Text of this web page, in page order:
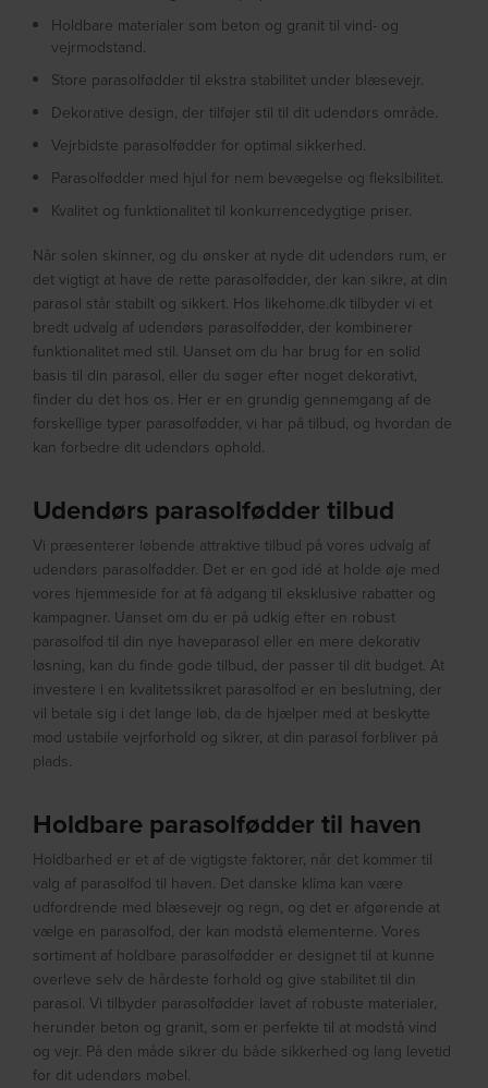
Holdbare materialer som beton og granit til vind- og
vejrmodstand.
Store parasolfødder til ekstra stabilitet under blæsevejr.
Dekorative design, der tilføjer stil til dit udendørs område.
Vejrbidste parasolfødder for optimal sikkerhed.
Parasolfødder med hjul for nem bevægelse og fleksibilitet.
Kvalitet og funktionalitet til konkurrencedygtige priser.
Når solen skinner, og du ønsker at nyde dit udendørs rum, er
det vigtigt at have de rette parasolfødder, der kan sikre, at din
parasol står stabilt og sikkert. Hos likehome.dk tilbyder vi et
bredt udvalg af udendørs parasolfødder, der kombinerer
funktionalitet med stil. Uanset om du har brug for en solid
basis til din parasol, eller du søger efter noget dekorativt,
finder du det hos os. Her er en grundig gennemgang af de
forskellige typer parasolfødder, vi har på tilbud, og hvordan de
kan forbedre dit udendørs ophold.
Udendørs parasolfødder tilbud
Vi præsenterer løbende attraktive tilbud på vores udvalg af
udendørs parasolfødder. Det er en god idé at holde øje med
vores hjemmeside for at få adgang til eksklusive rabatter og
kampagner. Uanset om du er på udkig efter en robust
parasolfod til din nye haveparasol eller en mere dekorativ
løsning, kan du finde gode tilbud, der passer til dit budget. At
investere i en kvalitetssikret parasolfod er en beslutning, der
vil betale sig i det lange løb, da de hjælper med at beskytte
mod ustabile vejrforhold og sikrer, at din parasol forbliver på
plads.
Holdbare parasolfødder til haven
Holdbarhed er et af de vigtigste faktorer, når det kommer til
valg af parasolfod til haven. Det danske klima kan være
udfordrende med blæsevejr og regn, og det er afgørende at
vælge en parasolfod, der kan modstå elementerne. Vores
sortiment af holdbare parasolfødder er designet til at kunne
overleve selv de hårdeste forhold og give stabilitet til din
parasol. Vi tilbyder parasolfødder lavet af robuste materialer,
herunder beton og granit, som er perfekte til at modstå vind
og vejr. På den måde sikrer du både sikkerhed og lang levetid
for dit udendørs møbel.